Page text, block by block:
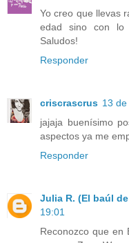
Yo creo que llevas
edad sino con lo
Saludos!
Responder
criscrascrus 13
jajaja buenísimo
aspectos ya me
Responder
Julia R. (El baúl
19:01
Reconozco que en